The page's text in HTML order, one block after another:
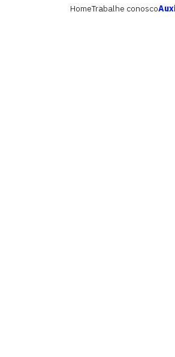
HomeTrabalhe conosco